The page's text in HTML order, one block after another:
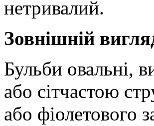
нетривалий.
Зовнішній
Бульби овальні,
або сітчастою
або фіолетового